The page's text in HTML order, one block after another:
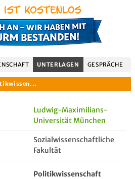
UNTERLAGEN GESPRÄCHE
Politikwissen...
Ludwig-Maximilians-
Universität München
Sozialwissenschaftliche
Fakultät
Politikwissenschaft